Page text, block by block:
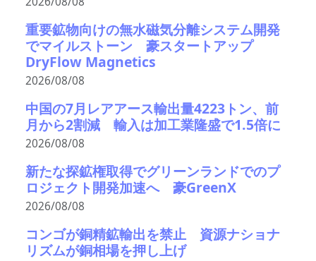
重要鉱物向けの無水磁気分離システム開発
でマイルストーン 豪スタートアップ
DryFlow Magnetics
2026/08/08
中国の7月レアアース輸出量4223トン、前
月から2割減 輸入は加工業隆盛で1.5倍に
2026/08/08
新たな探鉱権取得でグリーンランドでのプ
ロジェクト開発加速へ 豪GreenX
2026/08/08
コンゴが銅精鉱輸出を禁止 資源ナショナ
リズムが銅相場を押し上げ